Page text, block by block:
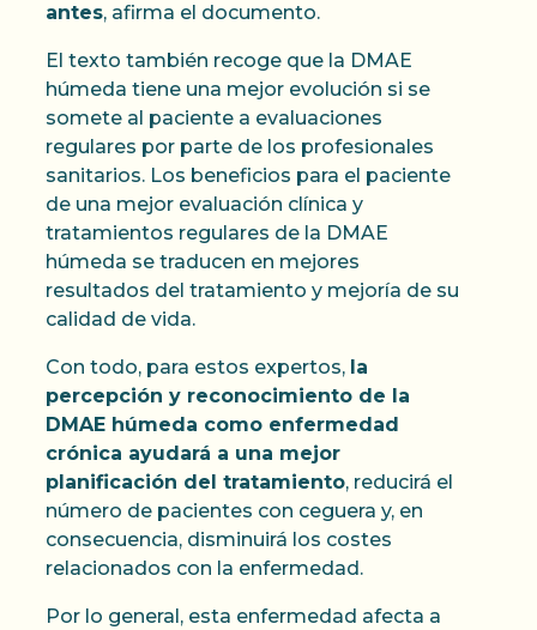
antes, afirma el documento.
El texto también recoge que la DMAE
húmeda tiene una mejor evolución si se
somete al paciente a evaluaciones
regulares por parte de los profesionales
sanitarios. Los beneficios para el paciente
de una mejor evaluación clínica y
tratamientos regulares de la DMAE
húmeda se traducen en mejores
resultados del tratamiento y mejoría de su
calidad de vida.
Con todo, para estos expertos, la
percepción y reconocimiento de la
DMAE húmeda como enfermedad
crónica ayudará a una mejor
planificación del tratamiento, reducirá el
número de pacientes con ceguera y, en
consecuencia, disminuirá los costes
relacionados con la enfermedad.
Por lo general, esta enfermedad afecta a